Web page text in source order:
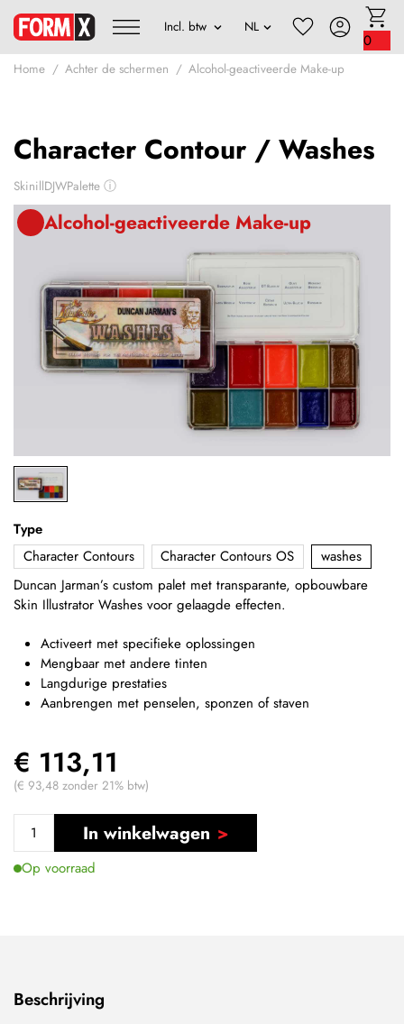
0
Home Achter de schermen Alcohol-geactiveerde Make-up
Character Contour / Washes
SkinillDJWPalette ⓘ
Alcohol-geactiveerde Make-up
Type
Character Contours
Character Contours OS
washes
Duncan Jarman’s custom palet met transparante, opbouwbare
Skin Illustrator Washes voor gelaagde effecten.
Activeert met specifieke oplossingen
Mengbaar met andere tinten
Langdurige prestaties
Aanbrengen met penselen, sponzen of staven
€ 113,11
(€ 93,48 zonder 21% btw)
In winkelwagen
Op voorraad
Beschrijving